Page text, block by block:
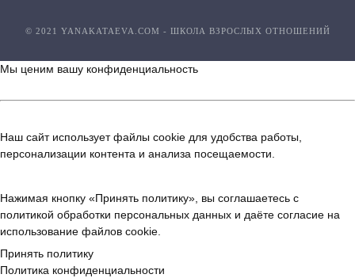
© 2021 YANAKATAEVA.COM - ШКОЛА ВЗРОСЛЫХ ОТНОШЕНИЙ
Мы ценим вашу конфиденциальность
Наш сайт использует файлы cookie для удобства работы,
персонализации контента и анализа посещаемости.
Нажимая кнопку «Принять политику», вы соглашаетесь с
политикой обработки персональных данных и даёте согласие на
использование файлов cookie.
Принять политику
Политика конфиденциальности